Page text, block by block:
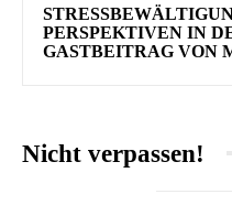
PERSPEKTIVEN IN
GASTBEITRAG VON
Nicht verpassen!